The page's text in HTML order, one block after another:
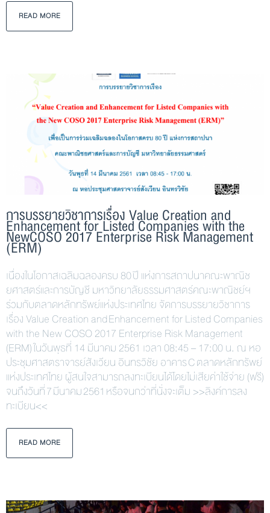
READ MORE
การบรรยายวิชาการเรื่อง Value Creation and
Enhancement for Listed Companies with the
NewCOSO 2017 Enterprise Risk Management
(ERM)
เนื่องในโอกาสเฉลิมฉลองครบ 80 ปี แห่งการสถาปนาคณะพาณิช
ยศาสตร์และการบัญชี มหาวิทยาลัยธรรมศาสตร์คณะพาณิชย์ฯ
ร่วมกับตลาดหลักทรัพย์แห่งประเทศไทย จัดการบรรยายวิชาการ
เรื่อง Value Creation and Enhancement for Listed Companies
with the New COSO 2017 Enterprise Risk Management
(ERM) ในวันพุธที่ 14 มีนาคม 2561 เวลา 08:45 – 17:00 น. ณ หอ
ประชุมศาสตราจารย์สังเวียน อินทรวิชัย อาคาร C ตลาดหลักทรัพย์
แห่งประเทศไทย ผู้สนใจสามารถลงทะเบียนได้โดยไม่เสียค่าใช้จ่าย (ฟรี)
จนถึงวันที่ 7 มีนาคม 2561 หรือจนกว่าที่นั่งจะเต็ม >>ลิงค์การลง
ทะเบียน<<
READ MORE